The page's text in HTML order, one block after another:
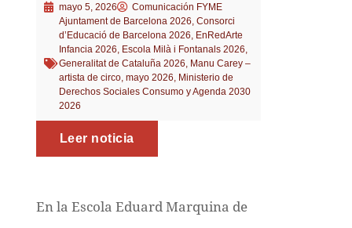
mayo 5, 2026
Comunicación FYME
Ajuntament de Barcelona 2026 Consorci
d’Educació de Barcelona 2026 EnRedArte
Infancia 2026 Escola Milà i Fontanals 2026
Generalitat de Cataluña 2026 Manu Carey –
artista de circo, mayo 2026 Ministerio de
Derechos Sociales Consumo y Agenda 2030
2026
Leer noticia
En la Escola Eduard Marquina de